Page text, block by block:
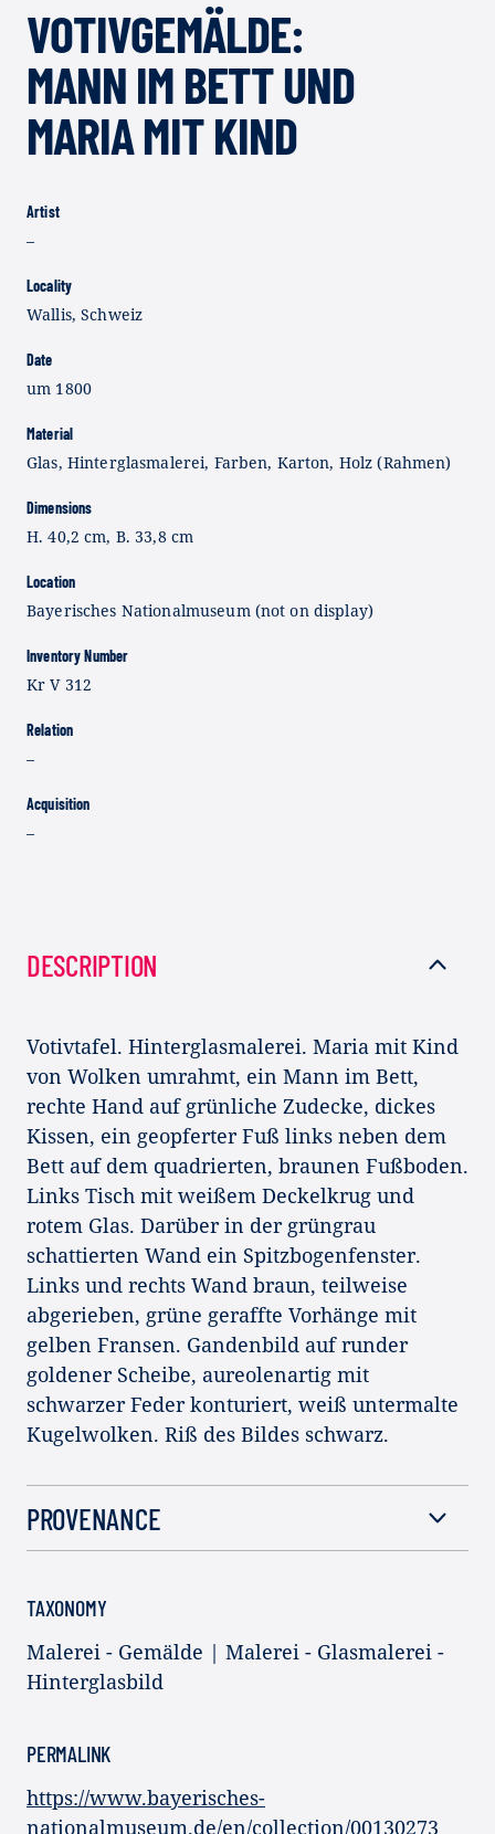
VOTIVGEMÄLDE:
MANN IM BETT UND
MARIA MIT KIND
Artist
–
Locality
Wallis, Schweiz
Date
um 1800
Material
Glas, Hinterglasmalerei, Farben, Karton, Holz (Rahmen)
Dimensions
H. 40,2 cm, B. 33,8 cm
Location
Bayerisches Nationalmuseum (not on display)
Inventory Number
Kr V 312
Relation
–
Acquisition
–
DESCRIPTION
Votivtafel. Hinterglasmalerei. Maria mit Kind
von Wolken umrahmt, ein Mann im Bett,
rechte Hand auf grünliche Zudecke, dickes
Kissen, ein geopferter Fuß links neben dem
Bett auf dem quadrierten, braunen Fußboden.
Links Tisch mit weißem Deckelkrug und
rotem Glas. Darüber in der grüngrau
schattierten Wand ein Spitzbogenfenster.
Links und rechts Wand braun, teilweise
abgerieben, grüne geraffte Vorhänge mit
gelben Fransen. Gandenbild auf runder
goldener Scheibe, aureolenartig mit
schwarzer Feder konturiert, weiß untermalte
Kugelwolken. Riß des Bildes schwarz.
PROVENANCE
TAXONOMY
Malerei - Gemälde | Malerei - Glasmalerei -
Hinterglasbild
PERMALINK
https://www.bayerisches-
nationalmuseum.de/en/collection/00130273